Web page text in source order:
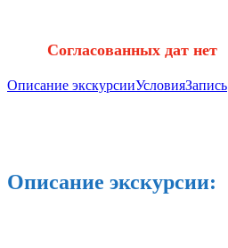
Согласованных дат нет
Описание экскурсииУсловияЗапись
Описание экскурсии: